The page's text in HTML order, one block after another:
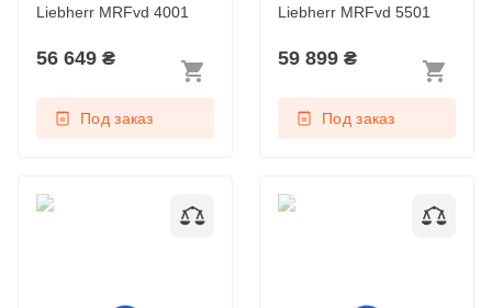
Liebherr MRFvd 4001
56 649 ₴
Под заказ
Liebherr MRFvd 5501
59 899 ₴
Под заказ
Холодильный ларь
Холодильный ларь